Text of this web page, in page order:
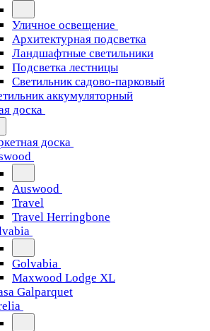
Уличное освещение
Архитектурная подсветка
Ландшафтные светильники
Подсветка лестницы
Светильник садово-парковый
аккумуляторный
доска
доска
Auswood
Travel
Travel Herringbone
Golvabia
Maxwood Lodge XL
Galparquet